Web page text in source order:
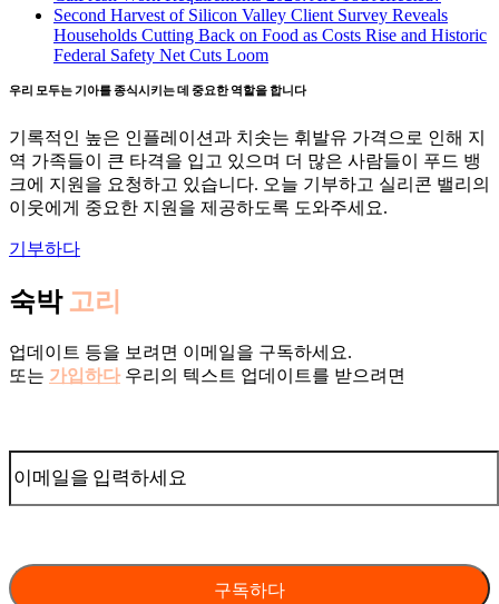
Second Harvest of Silicon Valley Client Survey Reveals
Households Cutting Back on Food as Costs Rise and Historic
Federal Safety Net Cuts Loom
우리 모두는 기아를 종식시키는 데 중요한 역할을 합니다
기록적인 높은 인플레이션과 치솟는 휘발유 가격으로 인해 지
역 가족들이 큰 타격을 입고 있으며 더 많은 사람들이 푸드 뱅
크에 지원을 요청하고 있습니다. 오늘 기부하고 실리콘 밸리의
이웃에게 중요한 지원을 제공하도록 도와주세요.
기부하다
숙박 고리
업데이트 등을 보려면 이메일을 구독하세요.
또는 가입하다우리의 텍스트 업데이트를 받으려면